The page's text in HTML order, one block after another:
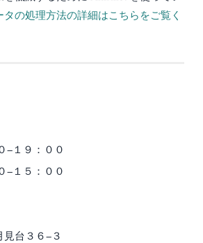
タの処理方法の詳細はこちらをご覧く
−１９：００
５：００
台３６−３